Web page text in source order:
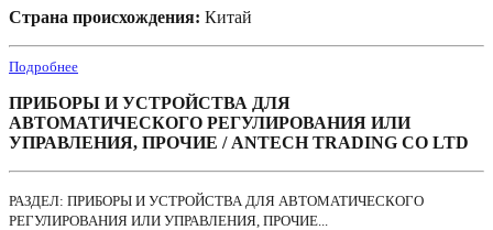
Страна происхождения: Китай
Подробнее
ПРИБОРЫ И УСТРОЙСТВА ДЛЯ
АВТОМАТИЧЕСКОГО РЕГУЛИРОВАНИЯ ИЛИ
УПРАВЛЕНИЯ, ПРОЧИЕ / ANTECH TRADING CO LTD
РАЗДЕЛ: ПРИБОРЫ И УСТРОЙСТВА ДЛЯ АВТОМАТИЧЕСКОГО
РЕГУЛИРОВАНИЯ ИЛИ УПРАВЛЕНИЯ, ПРОЧИЕ...